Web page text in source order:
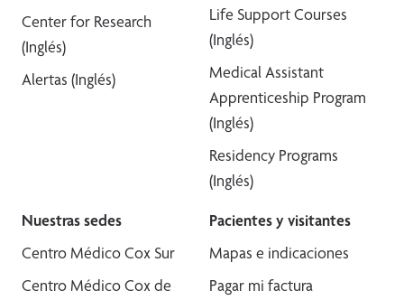
Center for Research
(Inglés)
Alertas (Inglés)
Life Support Courses
(Inglés)
Medical Assistant
Apprenticeship Program
(Inglés)
Residency Programs
(Inglés)
Nuestras sedes
Centro Médico Cox Sur
Centro Médico Cox de
Pacientes y visitantes
Mapas e indicaciones
Pagar mi factura